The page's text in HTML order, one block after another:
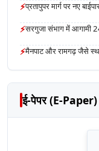
⚡प्रतापुपर मार्ग पर नए
⚡सरगुजा संभाग में आगामी
⚡मैनपाट और रामगढ़ जैसे
ई-पेपर (E-Paper)